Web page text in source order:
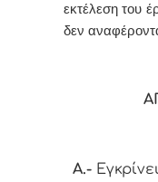
εκτέλεση του
δεν
Α.-